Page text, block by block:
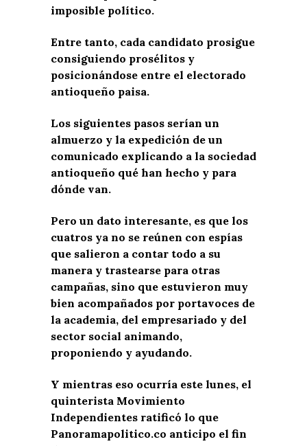
imposible político.
Entre tanto, cada candidato prosigue
consiguiendo prosélitos y
posicionándose entre el electorado
antioqueño paisa.
Los siguientes pasos serían un
almuerzo y la expedición de un
comunicado explicando a la sociedad
antioqueño qué han hecho y para
dónde van.
Pero un dato interesante, es que los
cuatros ya no se reúnen con espías
que salieron a contar todo a su
manera y trastearse para otras
campañas, sino que estuvieron muy
bien acompañados por portavoces de
la academia, del empresariado y del
sector social animando,
proponiendo y ayudando.
Y mientras eso ocurría este lunes, el
quinterista Movimiento
Independientes ratificó lo que
Panoramapolitico.co anticipo el fin